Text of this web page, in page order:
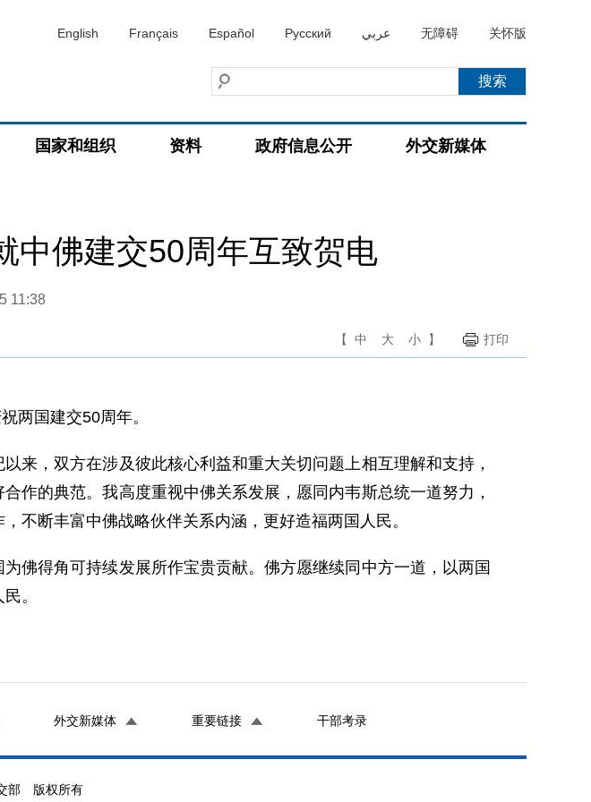
English Français Español Русский عربي 无障碍 关怀版
国家和组织 资料 政府信息公开 外交新媒体
中佛建交50周年互致贺电
11:38
【 中 大 小 】 打印
两国建交50周年。
来，双方在涉及彼此核心利益和重大关切问题上相互理解和支持，
作的典范。我高度重视中佛关系发展，愿同内韦斯总统一道努力，
不断丰富中佛战略伙伴关系内涵，更好造福两国人民。
佛得角可持续发展所作宝贵贡献。佛方愿继续同中方一道，以两国
。
外交新媒体 重要链接 干部考录
部 版权所有